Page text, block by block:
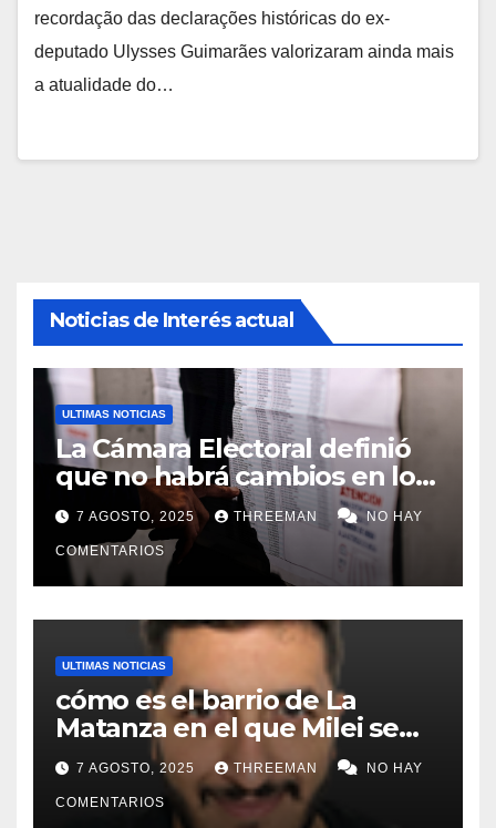
recordação das declarações históricas do ex-
deputado Ulysses Guimarães valorizaram ainda mais
a atualidade do…
Noticias de Interés actual
ULTIMAS NOTICIAS
La Cámara Electoral definió
que no habrá cambios en los
lugares de votación en La
Matanza
7 AGOSTO, 2025 THREEMAN NO HAY
COMENTARIOS
ULTIMAS NOTICIAS
cómo es el barrio de La
Matanza en el que Milei se
sacó la foto de lanzamiento
de campaña en provincia de
Buenos Aires
7 AGOSTO, 2025 THREEMAN NO HAY
COMENTARIOS